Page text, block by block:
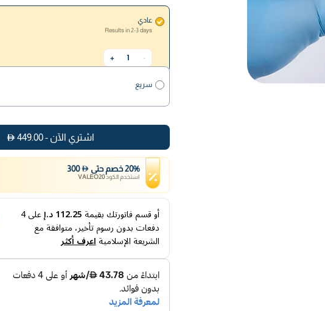
عادي
Results in 2-3 days
-
1
+
سريع
اشتري الآن -
449.00
20% خصم حتى 300
استخدم الكودVALEO20
أو قسم فاتورتك بقيمة 112.25 د.إ على4
دفعات بدون رسوم تأخير، متوافقة مع
الشريعة الإسلاميةاعرف أكثر